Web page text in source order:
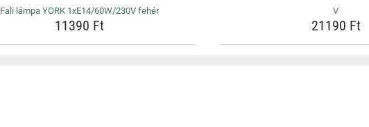
Fali lámpa YORK 1xE14/60W/230V fehér
11390 Ft
V
21190 Ft